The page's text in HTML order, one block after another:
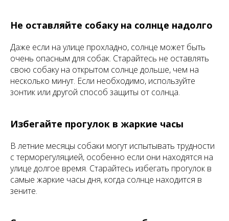
Не оставляйте собаку на солнце надолго
Даже если на улице прохладно, солнце может быть
очень опасным для собак. Старайтесь не оставлять
свою собаку на открытом солнце дольше, чем на
несколько минут. Если необходимо, используйте
зонтик или другой способ защиты от солнца.
Избегайте прогулок в жаркие часы
В летние месяцы собаки могут испытывать трудности
с терморегуляцией, особенно если они находятся на
улице долгое время. Старайтесь избегать прогулок в
самые жаркие часы дня, когда солнце находится в
зените.